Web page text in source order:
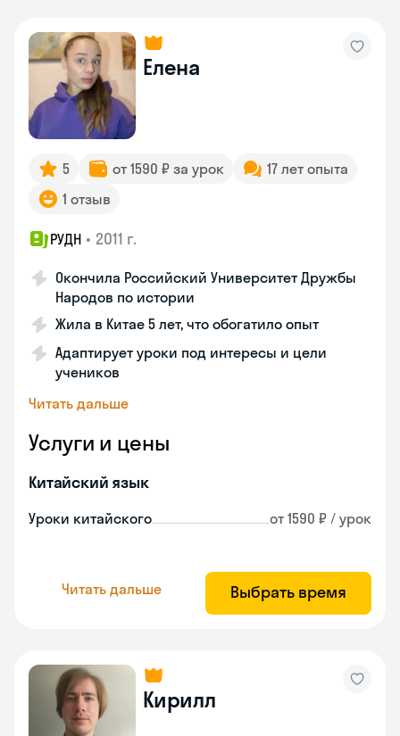
Елена
5 от 1590 ₽ за урок
17 лет опыта
1 отзыв
РУДН • 2011 г.
Окончила Российский Университет Дружбы
Народов по истории
Жила в Китае 5 лет, что обогатило опыт
Адаптирует уроки под интересы и цели
учеников
Читать дальше
Услуги и цены
Китайский язык
Уроки китайского от 1590 ₽ / урок
Читать дальше Выбрать время
Кирилл